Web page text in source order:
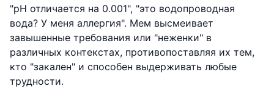
"pH отличается на 0.001", "это водопроводная
вода? У меня аллергия". Мем высмеивает
завышенные требования или "неженки" в
различных контекстах, противопоставляя их тем,
кто "закален" и способен выдерживать любые
трудности.